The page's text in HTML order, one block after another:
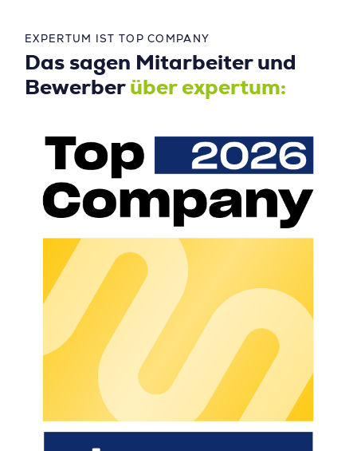
EXPERTUM IST TOP COMPANY
Das sagen Mitarbeiter und
Bewerber über expertum: